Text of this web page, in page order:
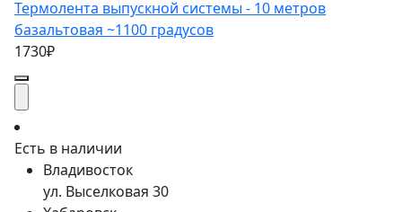
Термолента выпускной системы - 10 метров
базальтовая ~1100 градусов
1730₽
Есть в наличии
Владивосток
ул. Выселковая 30